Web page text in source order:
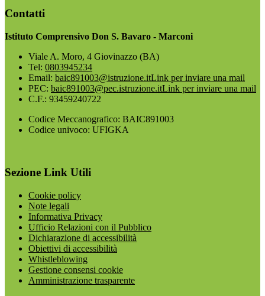
Contatti
Istituto Comprensivo Don S. Bavaro - Marconi
Viale A. Moro, 4 Giovinazzo (BA)
Tel: 0803945234
Email: baic891003@istruzione.itLink per inviare una mail
PEC: baic891003@pec.istruzione.itLink per inviare una mail
C.F.: 93459240722
Codice Meccanografico: BAIC891003
Codice univoco: UFIGKA
Sezione Link Utili
Cookie policy
Note legali
Informativa Privacy
Ufficio Relazioni con il Pubblico
Dichiarazione di accessibilità
Obiettivi di accessibilità
Whistleblowing
Gestione consensi cookie
Amministrazione trasparente